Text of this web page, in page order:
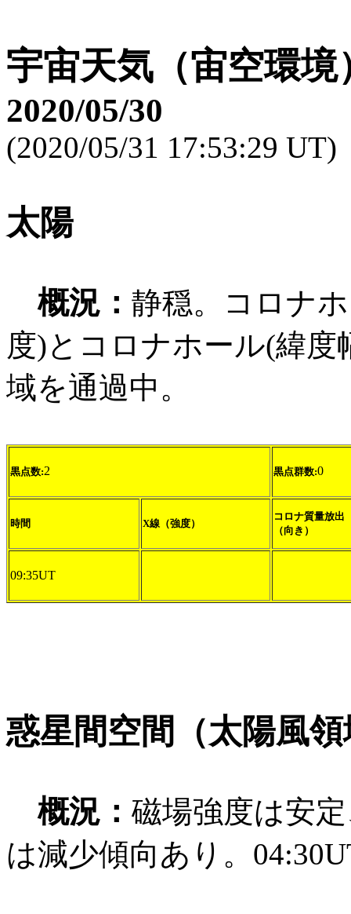
宇宙天気（宙空環境
2020/05/30
(2020/05/31 17:53:29 UT)
太陽
概況： 静穏。コロナ
度)とコロナホール(緯度
域を通過中。
黒点数:2 黒点群数:0
時間 X線（強度）
コロナ質量放出
（向き）
09:35UT
惑星間空間（太陽風
概況： 磁場強度は安
は減少傾向あり。